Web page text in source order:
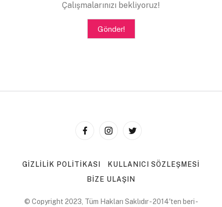
Çalışmalarınızı bekliyoruz!
Gönder!
GIZLILIK POLITIKASI
KULLANICI SÖZLEŞMESI
BIZE ULAŞIN
© Copyright 2023, Tüm Hakları Saklıdır - 2014'ten beri -